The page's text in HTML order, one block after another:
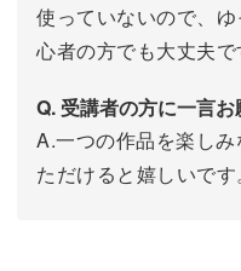
使っていないので、
心者の方でも大丈夫で
Q. 受講者の方に一言
A.一つの作品を楽し
ただけると嬉しいです。